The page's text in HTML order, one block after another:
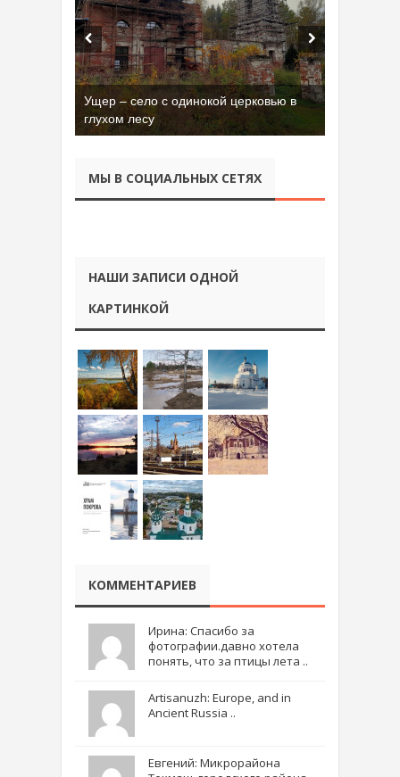
Ущер – село с одинокой церковью в
глухом лесу
МЫ В СОЦИАЛЬНЫХ СЕТЯХ
НАШИ ЗАПИСИ ОДНОЙ
КАРТИНКОЙ
КОММЕНТАРИЕВ
Ирина: Спасибо за
фотографии.давно хотела
понять, что за птицы лета ..
Artisanuzh: Europe, and in
Ancient Russia ..
Евгений: Микрорайона